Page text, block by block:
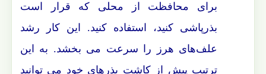
برای محافظت از محلی که قرار است
بذرپاشی کنید، استفاده کنید. این کار رشد
علف‌های هرز را سرعت می بخشد. به این
ترتیب پیش از کاشت بذرهای خود می توانید